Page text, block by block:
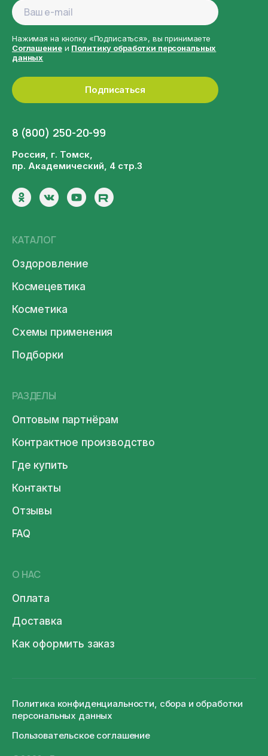
8 (800) 250-20-99
Россия, г. Томск,
пр. Академический, 4 стр.3
РАЗДЕЛЫ
Оптовым партнёрам
Контрактное производство
Где купить
Контакты
Отзывы
FAQ
О НАС
Оплата
Доставка
Как оформить заказ
КАТАЛОГ
Оздоровление
Космецевтика
Косметика
Схемы применения
Подборки
Подписаться
Нажимая на кнопку «Подписаться», вы принимаете
Соглашениеи Политику обработки персональных
данных
Политика конфиденциальности, сбора и обработки
персональных данных
Пользовательское соглашение